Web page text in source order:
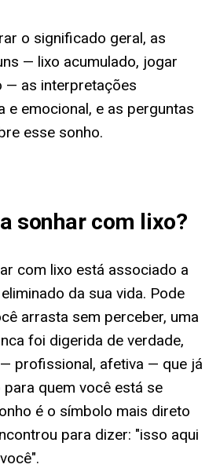
o significado geral, as
— lixo acumulado, jogar
— as interpretações
e emocional, e as perguntas
esse sonho.
sonhar com lixo?
com lixo está associado a
da sua vida. Pode
arrasta sem perceber, uma
foi digerida de verdade,
profissional, afetiva — que já
quem você está se
é o símbolo mais direto
para dizer: "isso aqui